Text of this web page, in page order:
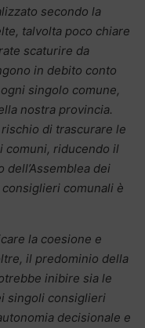
secondo la
talvolta poco chiare
scaturire da
in debito conto
singolo comune,
nostra provincia.
di trascurare le
comuni, riducendo il
dei
comunali è
la coesione e
il predominio della
inibire sia le
singoli consiglieri
decisionale e